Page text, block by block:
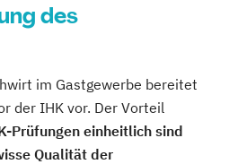
des
im Gastgewerbe bereitet
der IHK vor. Der Vorteil
Prüfungen einheitlich sind
Qualität der